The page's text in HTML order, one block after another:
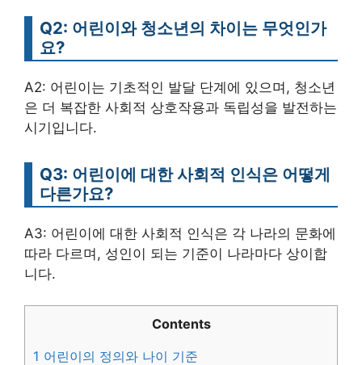
Q2: 어린이와 청소년의 차이는 무엇인가
요?
A2: 어린이는 기초적인 발달 단계에 있으며, 청소년
은 더 복잡한 사회적 상호작용과 독립성을 발전하는
시기입니다.
Q3: 어린이에 대한 사회적 인식은 어떻게
다른가요?
A3: 어린이에 대한 사회적 인식은 각 나라의 문화에
따라 다르며, 성인이 되는 기준이 나라마다 상이합
니다.
Contents
1 어린이의 정의와 나이 기준